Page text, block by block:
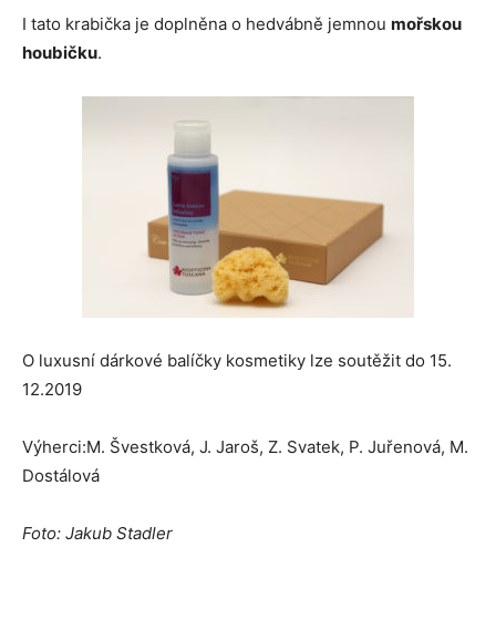
I tato krabička je doplněna o hedvábně jemnou mořskou
houbičku.
O luxusní dárkové balíčky kosmetiky lze soutěžit do 15.
12.2019
Výherci:M. Švestková, J. Jaroš, Z. Svatek, P. Juřenová, M.
Dostálová
Foto: Jakub Stadler